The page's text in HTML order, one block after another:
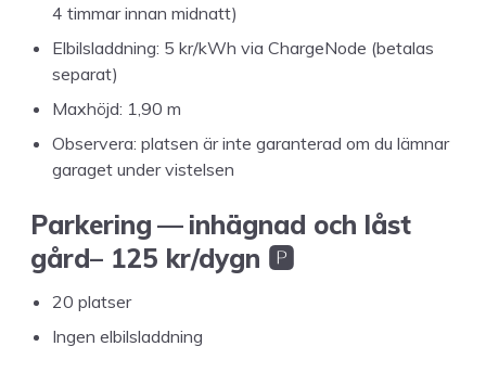
4 tim­mar innan midnatt)
Elbil­sladdning: 5 kr/​kWh via ChargeN­ode (beta­las
separat)
Max­höjd: 1 90 m
Observera: plat­sen är inte garan­ter­ad om du läm­nar
garaget under vistelsen
Park­er­ing — inhäg­nad och låst
gård– 125 kr/​dygn 🅿️
20 platser
Ingen elbil­sladdning